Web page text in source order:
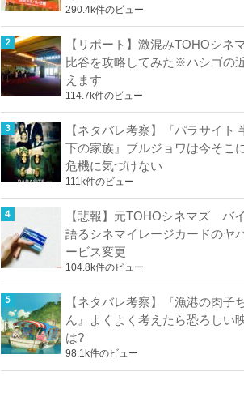
290.4k件のビュー
【リポート】激混みTOHOシネ
比谷を攻略してみた※ハシゴの
えます
114.7k件のビュー
【ネタバレ考察】『パラサイト
下の家族』ブルジョワは今そこ
危機に気づけない
111k件のビュー
【悲報】元TOHOシネマズ バ
語るシネマイレージカードのヤ
ービス変更
104.8k件のビュー
【ネタバレ考察】『漁港の肉子
ん』よくよく考えたら恐ろしい
は?
98.1k件のビュー